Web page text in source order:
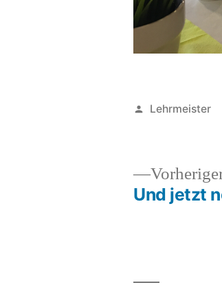
Veröffentlicht
Lehrmeister
Beitrags-Und jetzt